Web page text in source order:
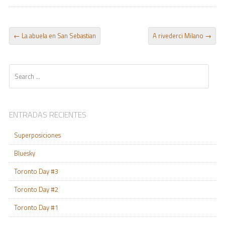
POST NAVIGATION
← La abuela en San Sebastian A rivederci Milano →
ENTRADAS RECIENTES
Superposiciones
Bluesky
Toronto Day #3
Toronto Day #2
Toronto Day #1